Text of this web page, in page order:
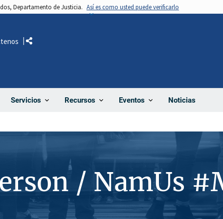
Departamento de Justicia. Así es como usted puede verificarlo
Servicios Recursos Eventos Noticias
Comparte
/ NamUs